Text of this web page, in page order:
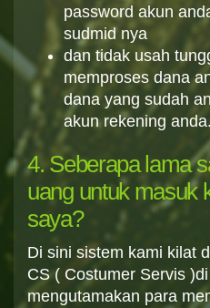
password akun
sudmid nya
dan tidak usah
memproses dana
dana yang sudah
akun rekening
4. Seberapa lama
uang untuk masuk
saya?
Di sini sistem kami kilat
CS ( Costumer Servis
mengutamakan para